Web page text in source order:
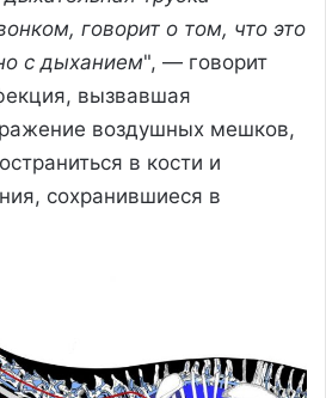
говорит о том, что это
с дыханием", — говорит
вызвавшая
воздушных мешков,
в кости и
сохранившиеся в